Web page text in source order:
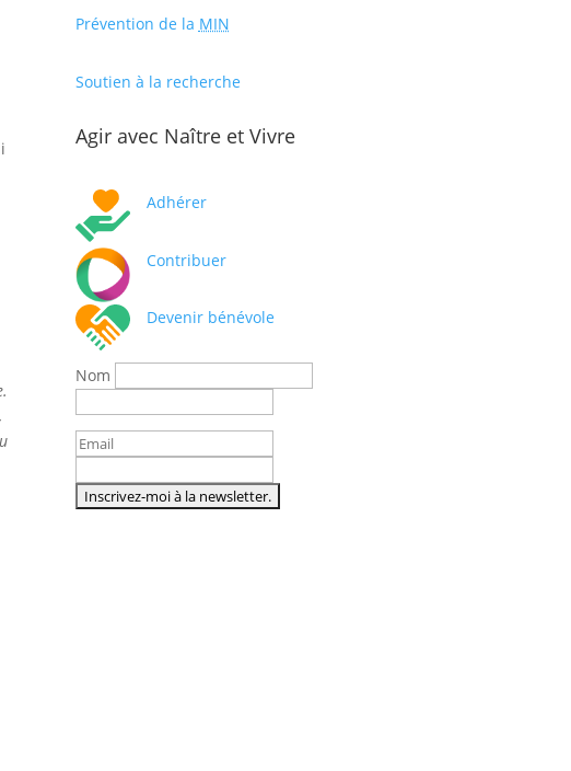
Prévention de la MIN
Soutien à la recherche
Agir avec Naître et Vivre
Adhérer
Contribuer
Devenir bénévole
Nom